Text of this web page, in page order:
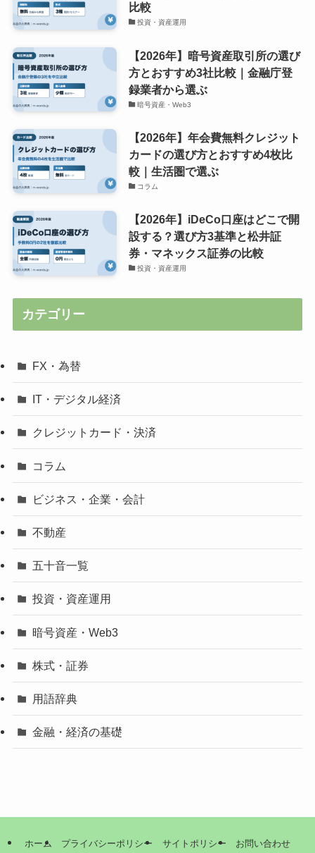
比較
投資・資産運用
【2026年】暗号資産取引所の選び
方とおすすめ3社比較｜金融庁登
録業者から選ぶ
暗号資産・Web3
【2026年】年会費無料クレジット
カードの選び方とおすすめ4枚比
較｜生活圏で選ぶ
コラム
【2026年】iDeCo口座はどこで開
設する？選び方3基準と松井証
券・マネックス証券の比較
投資・資産運用
カテゴリー
FX・為替
IT・デジタル経済
クレジットカード・決済
コラム
ビジネス・企業・会計
不動産
五十音一覧
投資・資産運用
暗号資産・Web3
株式・証券
用語辞典
金融・経済の基礎
ホーム プライバシーポリシー サイトポリシー お問い合わせ